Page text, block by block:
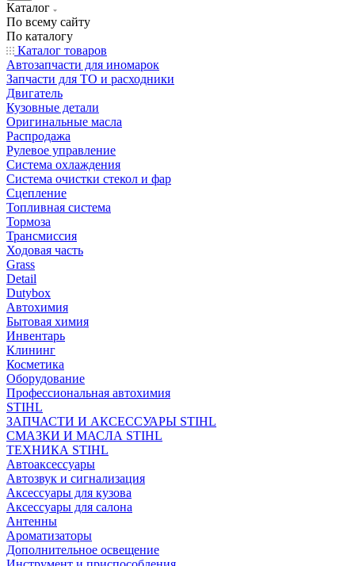
Каталог
По всему сайту
По каталогу
Каталог товаров
Автозапчасти для иномарок
Запчасти для ТО и расходники
Двигатель
Кузовные детали
Оригинальные масла
Распродажа
Рулевое управление
Система охлаждения
Система очистки стекол и фар
Сцепление
Топливная система
Тормоза
Трансмиссия
Ходовая часть
Grass
Detail
Dutybox
Автохимия
Бытовая химия
Инвентарь
Клининг
Косметика
Оборудование
Профессиональная автохимия
STIHL
ЗАПЧАСТИ И АКСЕССУАРЫ STIHL
СМАЗКИ И МАСЛА STIHL
ТЕХНИКА STIHL
Автоаксессуары
Автозвук и сигнализация
Аксессуары для кузова
Аксессуары для салона
Антенны
Ароматизаторы
Дополнительное освещение